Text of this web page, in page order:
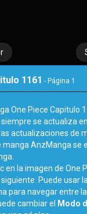
1161 - Página 1
One Piece Capitulo
siempre se actualiza
actualizaciones de
manga AnzManga se
en la imagen de One
Puede usar
para navegar entre
cambiar el
Modo